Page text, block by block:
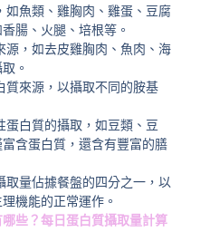
如魚類、雞胸肉、雞蛋、豆腐
腸、火腿、培根等。
源，如去皮雞胸肉、魚肉、海
。
質來源，以攝取不同的胺基
蛋白質的攝取，如豆類、豆
含蛋白質，還含有豐富的膳
取量佔據餐盤的四分之一，以
機能的正常運作。
些？每日蛋白質攝取量計算